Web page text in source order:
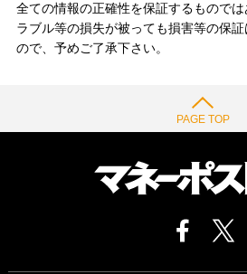
全ての情報の正確性を保証するもので
ラブル等の損失が被っても損害等の保
ので、予めご了承下さい。
PAGE TOP